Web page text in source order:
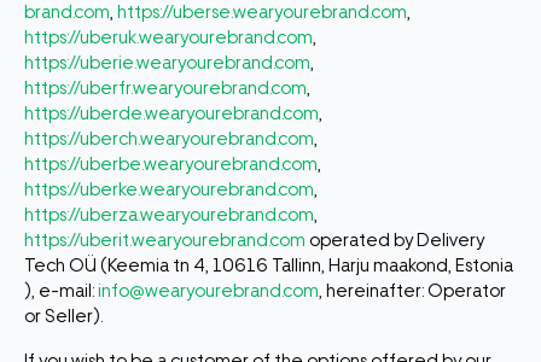
brand.com, https://uberse.wearyourebrand.com,
https://uberuk.wearyourebrand.com,
https://uberie.wearyourebrand.com,
https://uberfr.wearyourebrand.com,
https://uberde.wearyourebrand.com,
https://uberch.wearyourebrand.com,
https://uberbe.wearyourebrand.com,
https://uberke.wearyourebrand.com,
https://uberza.wearyourebrand.com,
https://uberit.wearyourebrand.com operated by Delivery
Tech OÜ (Keemia tn 4, 10616 Tallinn, Harju maakond, Estonia
), e-mail:info@wearyourebrand.com, hereinafter: Operator
or Seller).